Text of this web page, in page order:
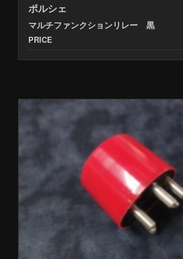
ポルシェ
マルチファンクションリレー 黒
PRICE